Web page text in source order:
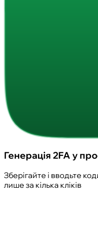
Генерація 2FA у
Зберігайте і вводьте
лише за кілька кліків